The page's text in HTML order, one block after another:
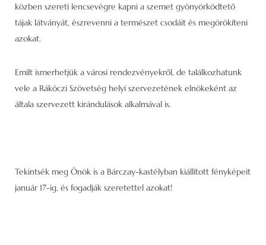
közben szereti lencsevégre kapni a szemet gyönyörködtető
tájak látványát, észrevenni a természet csodáit és megörökíteni
azokat.
Emilt ismerhetjük a városi rendezvényekről, de találkozhatunk
vele a Rákóczi Szövetség helyi szervezetének elnökeként az
általa szervezett kirándulások alkalmával is.
Tekintsék meg Önök is a Bárczay-kastélyban kiállított fényképeit
január 17-ig, és fogadják szeretettel azokat!